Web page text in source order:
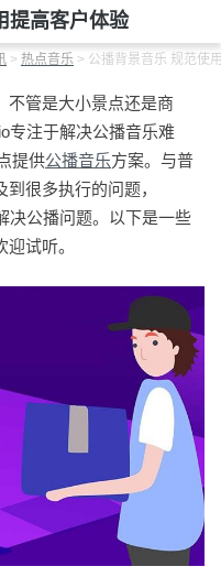
提高客户体验
> 热点音乐 > 公播背景音乐 规范使
不管是大小景点还是商
专注于解决公播音乐难
提供公播音乐方案。与普
很多执行的问题，
决公播问题。以下是一些
试听。